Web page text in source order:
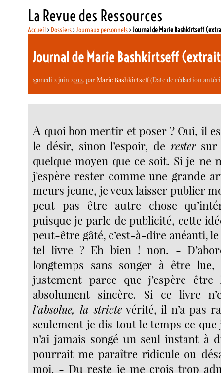
La Revue des Ressources
Accueil> Dossiers>Journaux personnels>Journal de Marie Bashkirtseff
Journal de Marie Bashkirtseff
samedi 2 juin 2012, parMarie Bashkirtseff(Date de rédaction
A quoi bon mentir et poser ? Oui, il
le désir, sinon l’espoir, de restersur
quelque moyen que ce soit. Si je ne
j’espère rester comme une grande
meurs jeune, je veux laisser publier
peut pas être autre chose
puisque je parle de publicité, cette
peut-être gâté, c’est-à-dire anéanti,
tel livre ? Eh bien ! non. -
longtemps sans songer à être lue,
justement parce que j’espère
absolument sincère. Si ce livre
l’absolue, la strictevérité, il n’a pas
seulement je dis tout le temps ce que
n’ai jamais songé un seul instant à
pourrait me paraître ridicule ou
moi. - Du reste je me crois trop